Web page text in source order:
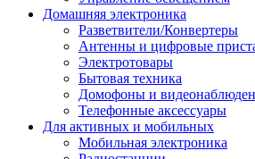
Домашняя электроника
Разветвители/Конвертеры
Антенны и цифровые
Электротовары
Бытовая техника
Домофоны и
Телефонные аксессуары
Для активных и мобильных
Мобильная электроника